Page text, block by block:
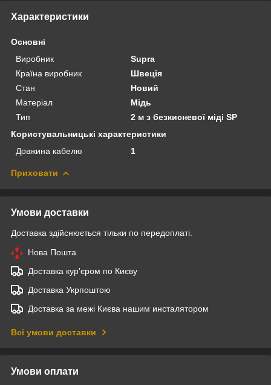
Характеристики
Основні
Виробник
Supra
Країна виробник
Швеція
Стан
Новий
Матеріал
Мідь
Тип
2 м з безкисневої міді SP
Користувальницькі характеристики
Довжина кабелю
1
Приховати
Умови доставки
Доставка здійснюється тільки по передоплаті.
Нова Пошта
Доставка кур'єром по Києву
Доставка Укрпоштою
Доставка за межі Києва нашим инсталятором
Всі умови доставки
Умови оплати